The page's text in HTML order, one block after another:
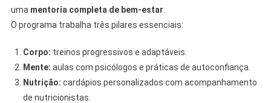
uma mentoria completa de bem-estar
O programa trabalha três pilares essenciais:
Corpo: treinos progressivos e adaptáveis.
Mente: aulas com psicólogos e práticas de autoconfiança.
Nutrição: cardápios personalizados com acompanhamento
de nutricionistas.